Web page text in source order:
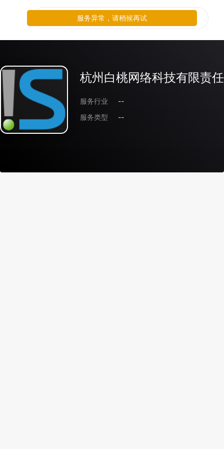
杭州白桃网络科技有限责
服务行业
--
服务类型
--
服务异常，请稍候再试